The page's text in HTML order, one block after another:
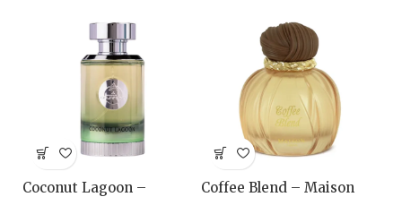
Coconut Lagoon –
Coffee Blend – Maison